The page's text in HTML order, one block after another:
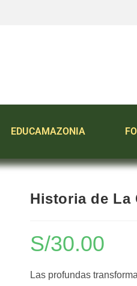
EDUCAMAZONIA
Historia de La
S/30.00
Las profundas